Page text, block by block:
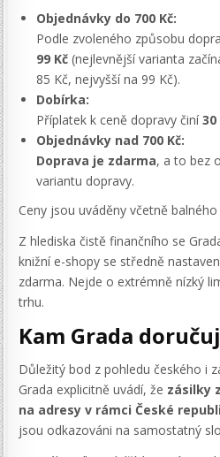
Objednávky do 700 Kč:
Podle zvoleného způsobu
99 Kč (nejlevnější varianta
85 Kč, nejvyšší na 99 Kč).
Dobírka:
Příplatek k ceně dopravy činí30
Objednávky nad 700 Kč:
Doprava je zdarma, a to bez
variantu dopravy.
Ceny jsou uváděny včetně balného
Z hlediska čistě finančního se
knižní e-shopy se středně
zdarma. Nejde o extrémně nízký
trhu.
Kam Grada
Důležitý bod z pohledu českého i
Grada explicitně uvádí, že zásilky
na adresy v rámci České
jsou odkazováni na samostatný